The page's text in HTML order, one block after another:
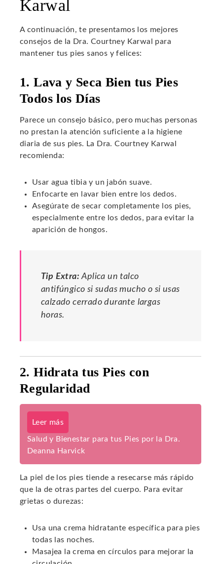
Karwal
A continuación, te presentamos los mejores
consejos de la Dra. Courtney Karwal para
mantener tus pies sanos y felices:
1. Lava y Seca Bien tus Pies
Todos los Días
Parece un consejo básico, pero muchas personas
no prestan la atención suficiente a la higiene
diaria de sus pies. La Dra. Courtney Karwal
recomienda:
Usar agua tibia y un jabón suave.
Enfocarte en lavar bien entre los dedos.
Asegúrate de secar completamente los pies,
especialmente entre los dedos, para evitar la
aparición de hongos.
Tip Extra: Aplica un talco
antifúngico si sudas mucho o si usas
calzado cerrado durante largas
horas.
2. Hidrata tus Pies con
Regularidad
Leer más
Salud y Bienestar para tus Pies por la Dra.
Deanna Harvick
La piel de los pies tiende a resecarse más rápido
que la de otras partes del cuerpo. Para evitar
grietas o durezas:
Usa una crema hidratante específica para pies
todas las noches.
Masajea la crema en círculos para mejorar la